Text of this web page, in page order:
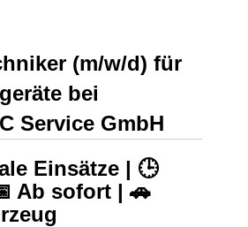
(m/w/d) für
bei
Service GmbH
Einsätze | 🕒
Ab sofort | 🚗